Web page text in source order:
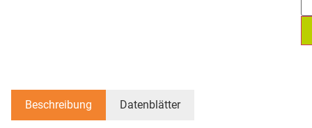
Beschreibung Datenblätter